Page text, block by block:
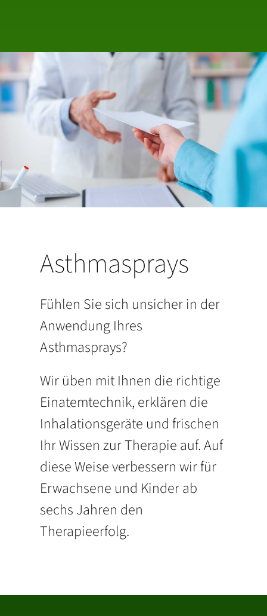
Asthmasprays
Fühlen Sie sich unsicher in der
Anwendung Ihres
Asthmasprays?
Wir üben mit Ihnen die richtige
Einatemtechnik, erklären die
Inhalationsgeräte und frischen
Ihr Wissen zur Therapie auf. Auf
diese Weise verbessern wir für
Erwachsene und Kinder ab
sechs Jahren den
Therapieerfolg.